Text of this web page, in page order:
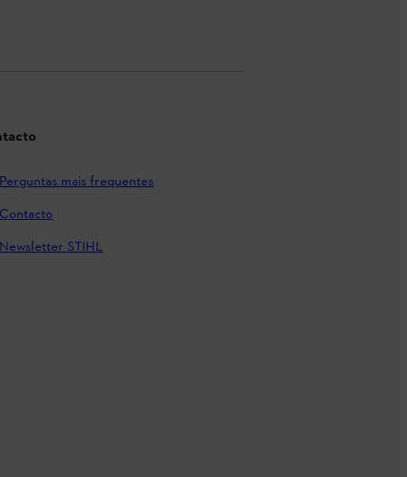
Perguntas mais frequentes
Contacto
Newsletter STIHL